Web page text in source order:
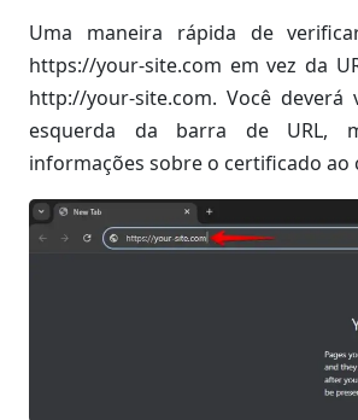
Uma maneira rápida de
https://your-site.com em vez da
http://your-site.com. Você deverá
esquerda da barra de URL,
informações sobre o certificado ao